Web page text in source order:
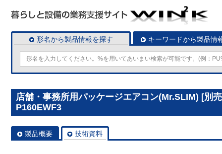
形名から製品情報を探す キーワードから製品情
店舗・事務所用パッケージエアコン(Mr.SLIM) [別
P160EWF3
製品概要 技術資料